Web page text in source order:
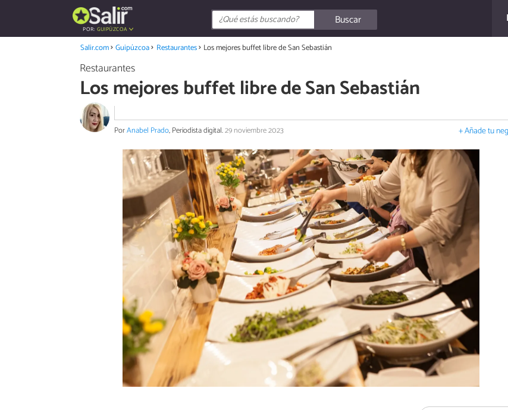
POR: GUIPÚZCOA
Buscar
Salir.com Guipúzcoa Restaurantes Los mejores buffet libre de San Sebastián
Restaurantes
Los mejores buffet libre de San Sebastián
PorAnabel Prado, Periodista digital.29 noviembre 2023 + Añade tu